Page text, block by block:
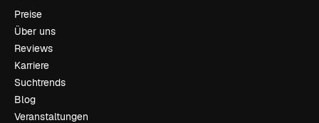
Preise
Über uns
Reviews
Karriere
Suchtrends
Blog
Veranstaltungen